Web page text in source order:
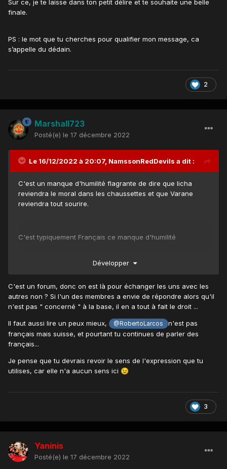
Sur ce, je te laisse dans ton petit délire et te souhaite une belle
finale.
PS : le mot que tu cherches pour qualifier mon message, ca
s’appelle du dédain.
2
Marshall723
Posté(e) le 17 décembre 2022
Le 16/12/2022 à 20:07, NamssonRedDevils a dit :
C'est un manque d'humilité flagrante de dire que licha
reviendra le moral dans les chaussettes et que Varane
reviendra tout sourire.
C'est typiquement Français ce manque d'humilité
Développer
C'est un forum, donc on est là pour échanger les uns avec les
autres non ? Si l'un des membres a envie de répondre alors qu'il
n'est pas " concerné " à la base, il en a tout à fait le droit ...
Il faut aussi lire un peux mieux, @RobertoLarcos
n'est pas
français mais suisse, et pourtant tu continues de parler des
français...
Je pense que tu devrais revoir le sens de l'expression que tu
utilises, car elle n'a aucun sens ici 😉
3
Yaninis
Posté(e) le 17 décembre 2022